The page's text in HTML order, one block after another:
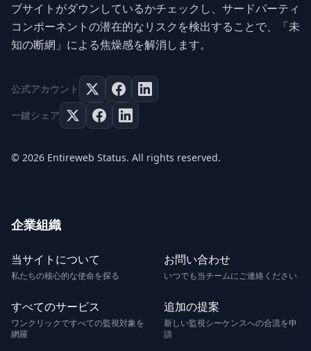
ブサイトがダウンしているかチェックし、サードパーティ
コンポーネントの潜在的なリスクを検出することで、「未
知の断網」による焦燥感を解消します。
公式アカウント
一鍵シェア
© 2026 Entireweb Status. All rights reserved.
企業組織
当サイトについて
私たちの核心的な使命を探る
お問い合わせ
いつでも当チームにご連絡ください
すべてのサービス
ワンクリックですべての監視対象を
網羅
追加の提案
新しい監視シーケンスへの合流を申
請